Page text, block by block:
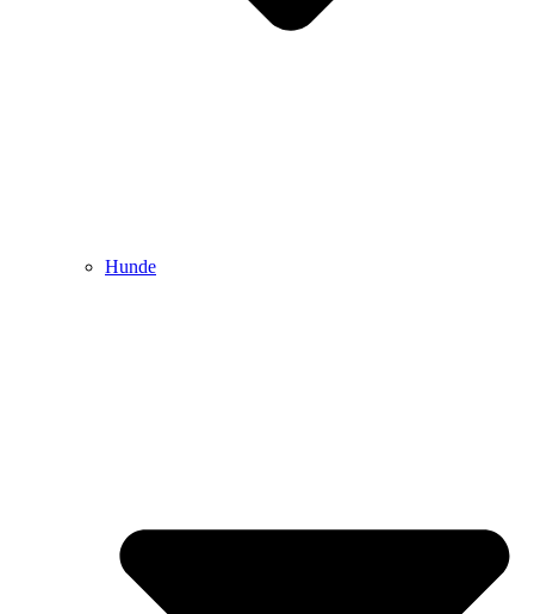
Hunde